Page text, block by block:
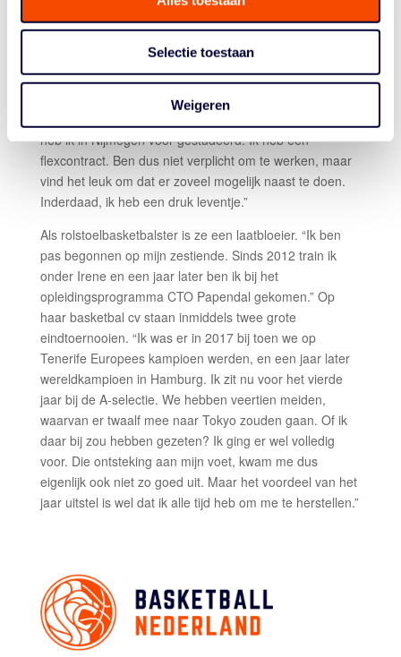
Selectie toestaan
Weigeren
Rahden ’96. Doordeweeks trainen op Papendal, op
vrijdag samen met teamgenote Bo Kramer in de auto
naar Noord-Duitsland, op zaterdag spelen en zondag
weer terug. En dan ziet Amy Kaijen ook nog kans om bij
zorginstelling De Driestroom in Arnhem in de
heb ik in Nijmegen voor gestudeerd. Ik heb een
flexcontract. Ben dus niet verplicht om te werken, maar
vind het leuk om dat er zoveel mogelijk naast te doen.
Inderdaad, ik heb een druk leventje.”
Als rolstoelbasketbalster is ze een laatbloeier. “Ik ben
pas begonnen op mijn zestiende. Sinds 2012 train ik
onder Irene en een jaar later ben ik bij het
opleidingsprogramma CTO Papendal gekomen.” Op
haar basketbal cv staan inmiddels twee grote
eindtoernooien. “Ik was er in 2017 bij toen we op
Tenerife Europees kampioen werden, en een jaar later
wereldkampioen in Hamburg. Ik zit nu voor het vierde
jaar bij de A-selectie. We hebben veertien meiden,
waarvan er twaalf mee naar Tokyo zouden gaan. Of ik
daar bij zou hebben gezeten? Ik ging er wel volledig
voor. Die ontsteking aan mijn voet, kwam me dus
eigenlijk ook niet zo goed uit. Maar het voordeel van het
jaar uitstel is wel dat ik alle tijd heb om me te herstellen.”